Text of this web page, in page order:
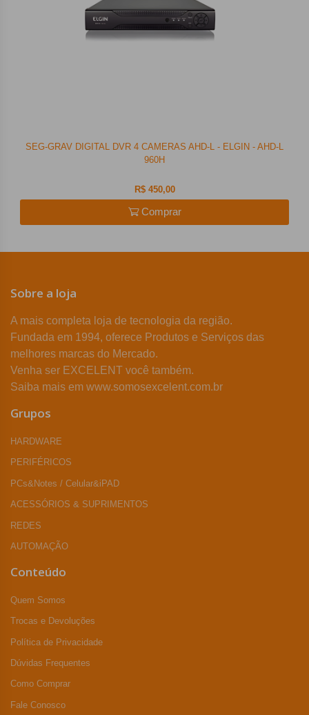
SEG-GRAV DIGITAL DVR 4 CAMERAS AHD-L - ELGIN - AHD-L
960H
R$ 450,00
Comprar
Sobre a loja
A mais completa loja de tecnologia da região.
Fundada em 1994, oferece Produtos e Serviços das
melhores marcas do Mercado.
Venha ser EXCELENT você também.
Saiba mais em www.somosexcelent.com.br
Grupos
HARDWARE
PERIFÉRICOS
PCs&Notes / Celular&iPAD
ACESSÓRIOS & SUPRIMENTOS
REDES
AUTOMAÇÃO
Conteúdo
Quem Somos
Trocas e Devoluções
Política de Privacidade
Dúvidas Frequentes
Como Comprar
Fale Conosco